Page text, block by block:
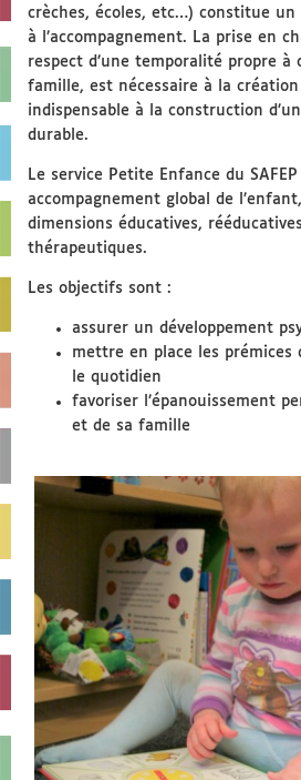
crèches, écoles, etc…) constitue un
à l’accompagnement. La prise en
respect d’une temporalité propre
famille, est nécessaire à la
indispensable à la construction
durable.
Le service Petite Enfance du
accompagnement global de
dimensions éducatives,
thérapeutiques.
Les objectifs sont :
assurer un développement
mettre en place les prémices
le quotidien
favoriser l’épanouissement
et de sa famille